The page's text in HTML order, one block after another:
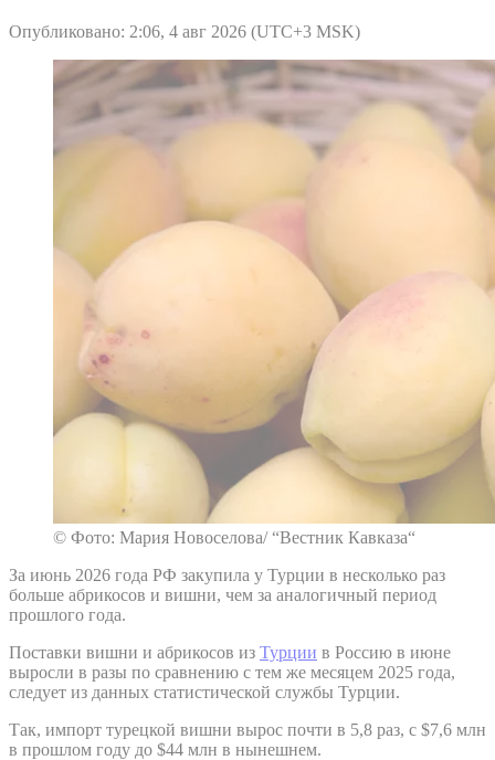
Опубликовано: 2:06, 4 авг 2026 (UTC+3 MSK)
© Фото: Мария Новоселова/ “Вестник Кавказа“
За июнь 2026 года РФ закупила у Турции в несколько раз
больше абрикосов и вишни, чем за аналогичный период
прошлого года.
Поставки вишни и абрикосов из Турции в Россию в июне
выросли в разы по сравнению с тем же месяцем 2025 года,
следует из данных статистической службы Турции.
Так, импорт турецкой вишни вырос почти в 5,8 раз, с $7,6 млн
в прошлом году до $44 млн в нынешнем.